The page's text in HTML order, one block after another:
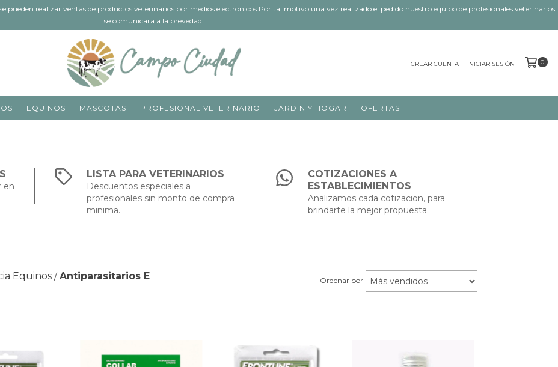
pueden realizar ventas de productos veterinarios por medios electronicos.Por tal motivo una vez realizado el pedido nuestro equipo de profesionales veterinarios
se comunicara a la brevedad.
CREAR CUENTA INICIAR SESIÓN 0
EQUINOS MASCOTAS PROFESIONAL VETERINARIO JARDIN Y HOGAR OFERTAS
en
LISTA PARA VETERINARIOS
Descuentos especiales a
profesionales sin monto de compra
minima.
COTIZACIONES A
ESTABLECIMIENTOS
Analizamos cada cotizacion, para
brindarte la mejor propuesta.
Equinos / Antiparasitarios E Ordenar por